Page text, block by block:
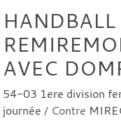
HANDBALL
AVEC
54-03 1ere division
journée / Contre